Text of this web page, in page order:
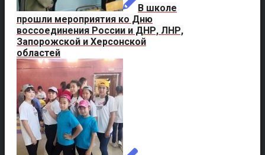
В школе
прошли мероприятия ко Дню
воссоединения России и ДНР, ЛНР,
Запорожской и Херсонской
областей